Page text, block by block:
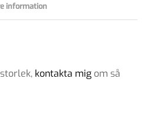
information
kontakta mig om så